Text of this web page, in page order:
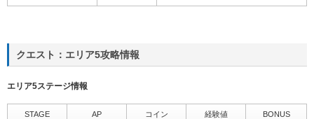
クエスト：エリア5攻略情報
エリア5ステージ情報
STAGE AP コイン 経験値 BONUS